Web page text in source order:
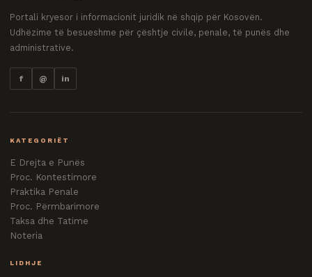
Portali kryesor i informacionit juridik në shqip për Kosovën.
Udhëzime të besueshme për çështje civile, penale, të punës dhe
administrative.
f @ in
KATEGORIËT
E Drejta e Punës
Proc. Kontestimore
Praktika Penale
Proc. Përmbarimore
Taksa dhe Tatime
Noteria
LIDHJE